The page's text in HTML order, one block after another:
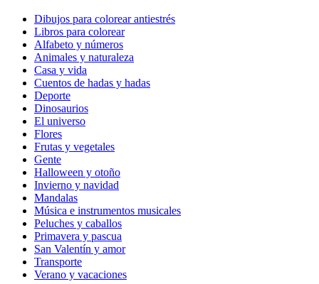
Dibujos para colorear antiestrés
Libros para colorear
Alfabeto y números
Animales y naturaleza
Casa y vida
Cuentos de hadas y hadas
Deporte
Dinosaurios
El universo
Flores
Frutas y vegetales
Gente
Halloween y otoño
Invierno y navidad
Mandalas
Música e instrumentos musicales
Peluches y caballos
Primavera y pascua
San Valentín y amor
Transporte
Verano y vacaciones